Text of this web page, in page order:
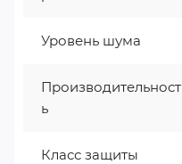
Уровень шума
Производительност
ь
Класс защиты